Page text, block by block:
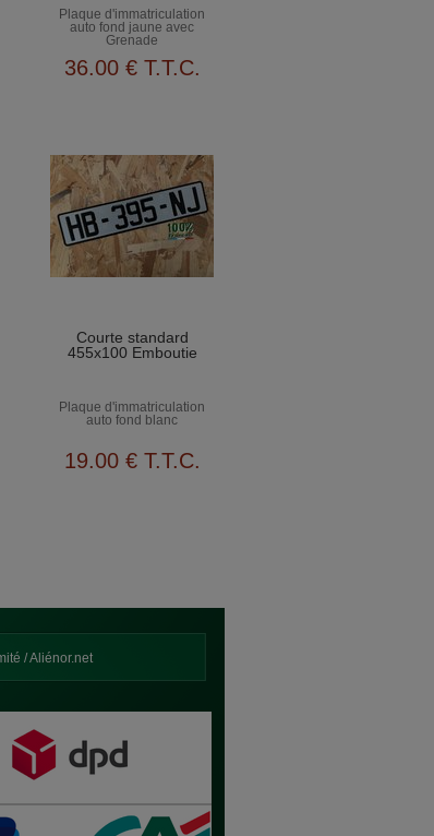
Plaque d'immatriculation
auto fond jaune avec
Grenade
36.00 € T.T.C.
Courte standard
455x100 Emboutie
Plaque d'immatriculation
auto fond blanc
19.00 € T.T.C.
/ Aliénor.net